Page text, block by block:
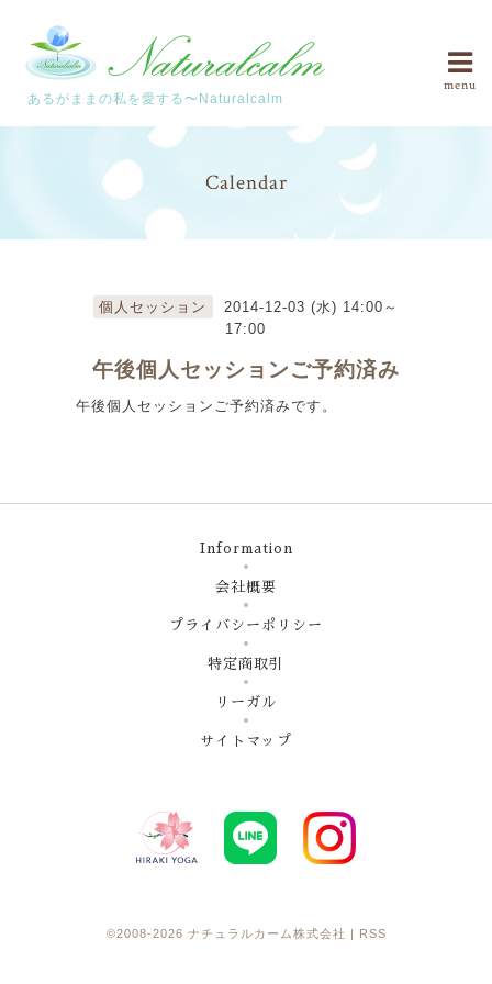
あるがままの私を愛する〜Naturalcalm
menu
Calendar
個人セッション
2014-12-03 (水) 14:00～
17:00
午後個人セッションご予約済み
午後個人セッションご予約済みです。
Information
会社概要
プライバシーポリシー
特定商取引
リーガル
サイトマップ
©2008-2026 ナチュラルカーム株式会社 RSS